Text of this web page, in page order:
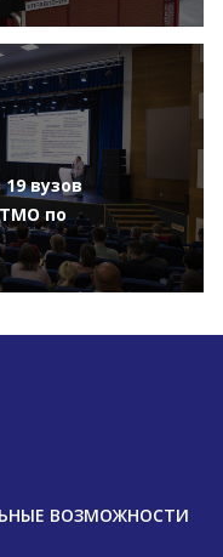
вузов
по
ВОЗМОЖНОСТИ